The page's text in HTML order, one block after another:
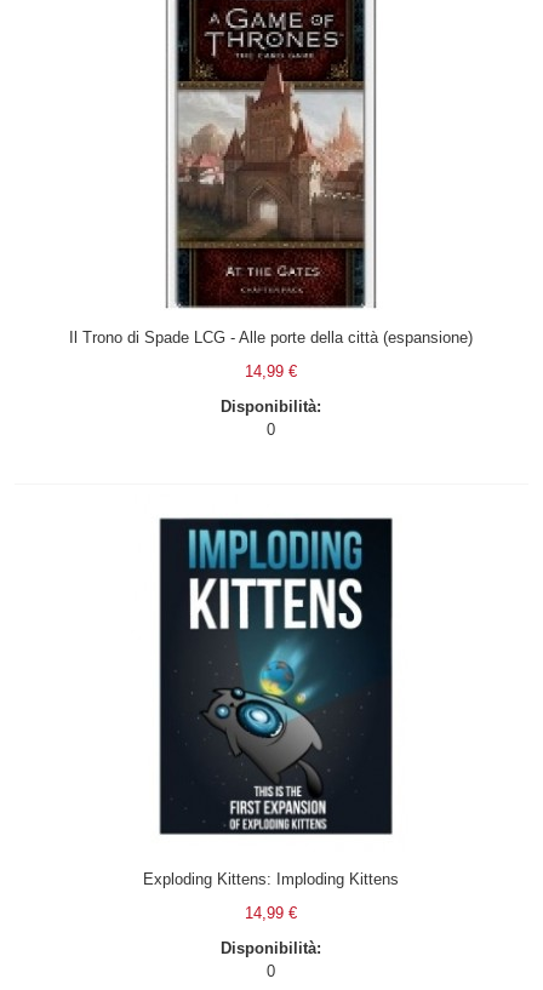
Il Trono di Spade LCG - Alle porte della città (espansione)
14,99 €
Disponibilità:
0
Exploding Kittens: Imploding Kittens
14,99 €
Disponibilità:
0